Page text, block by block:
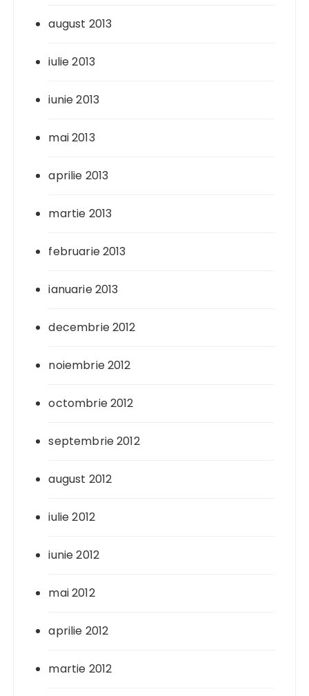
august 2013
iulie 2013
iunie 2013
mai 2013
aprilie 2013
martie 2013
februarie 2013
ianuarie 2013
decembrie 2012
noiembrie 2012
octombrie 2012
septembrie 2012
august 2012
iulie 2012
iunie 2012
mai 2012
aprilie 2012
martie 2012